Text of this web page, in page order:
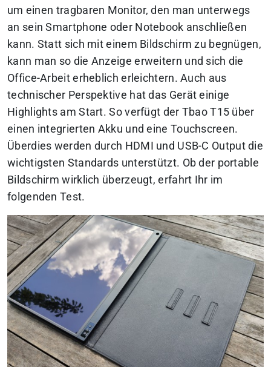
um einen tragbaren Monitor, den man unterwegs
an sein Smartphone oder Notebook anschließen
kann. Statt sich mit einem Bildschirm zu begnügen,
kann man so die Anzeige erweitern und sich die
Office-Arbeit erheblich erleichtern. Auch aus
technischer Perspektive hat das Gerät einige
Highlights am Start. So verfügt der Tbao T15 über
einen integrierten Akku und eine Touchscreen.
Überdies werden durch HDMI und USB-C Output die
wichtigsten Standards unterstützt. Ob der portable
Bildschirm wirklich überzeugt, erfahrt Ihr im
folgenden Test.